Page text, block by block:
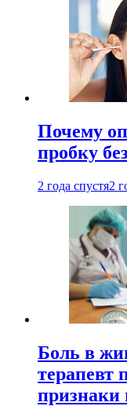
Почему
пробку
2 года спустя2
Боль в
терапевт
признаки